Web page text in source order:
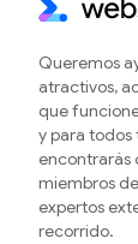
Queremos
atractivos,
que
y para todos
encontrarás
miembros
expertos
recorrido.